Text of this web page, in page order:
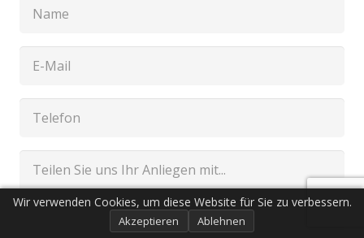
Wir verwenden Cookies, um diese Website für Sie zu verbessern.
Akzeptieren Ablehnen